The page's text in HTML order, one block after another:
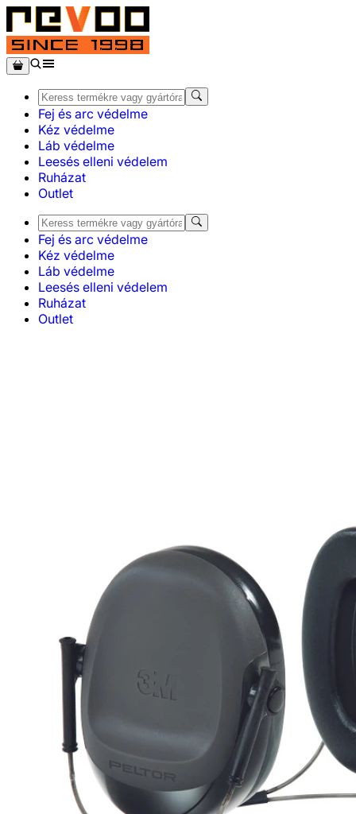
Fej és arc védelme
Kéz védelme
Láb védelme
Leesés elleni védelem
Ruházat
Outlet
Fej és arc védelme
Kéz védelme
Láb védelme
Leesés elleni védelem
Ruházat
Outlet